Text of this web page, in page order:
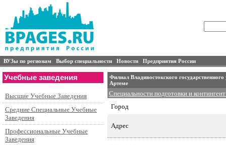
ВУЗы по регионам Выбор специальности Новости Предприятия России
Учебные заведения
Высшие Учебные Заведения
Средние Специальные Учебные
Заведения
Профессиональные Учебные
Заведения
Филиал Владивостокского
Артеме
Специальности подготовки и
Город
Адрес